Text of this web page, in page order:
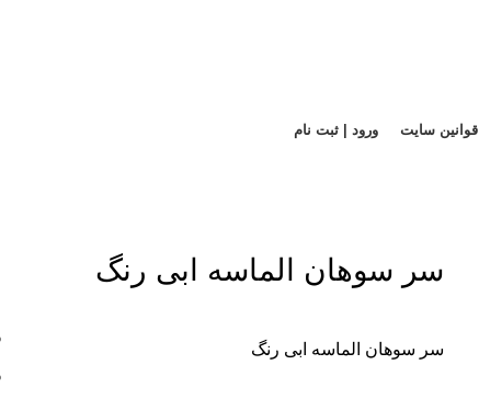
قوانین سایت ورود | ثبت نام
سر سوهان الماسه ابی رنگ
سر سوهان الماسه ابی رنگ